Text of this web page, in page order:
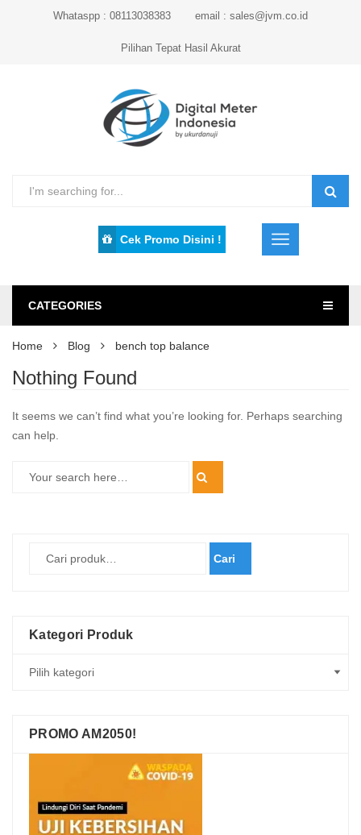
Whataspp : 08113038383 email : sales@jvm.co.id
Pilihan Tepat Hasil Akurat
Cek Promo Disini !
CATEGORIES
Home Blog bench top balance
Nothing Found
It seems we can’t find what you’re looking for. Perhaps searching
can help.
Cari
Kategori Produk
PROMO AM2050!